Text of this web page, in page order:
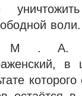
воли.
М . А.
в